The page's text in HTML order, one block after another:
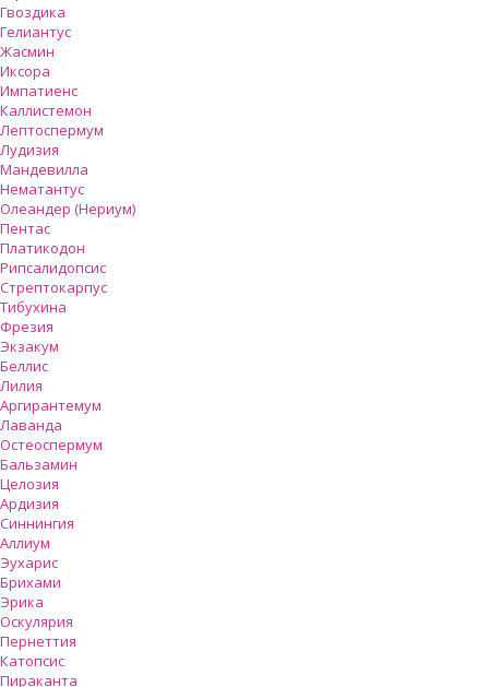
Гвоздика
Гелиантус
Жасмин
Иксора
Импатиенс
Каллистемон
Лептоспермум
Лудизия
Мандевилла
Нематантус
Олеандер (Нериум)
Пентас
Платикодон
Рипсалидопсис
Стрептокарпус
Тибухина
Фрезия
Экзакум
Беллис
Лилия
Аргирантемум
Лаванда
Остеоспермум
Бальзамин
Целозия
Ардизия
Синнингия
Аллиум
Эухарис
Брихами
Эрика
Оскулярия
Пернеттия
Катопсис
Пираканта